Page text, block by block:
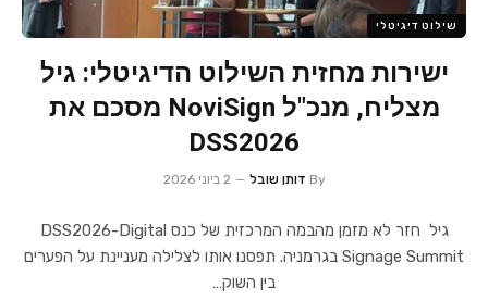
שילוט דיגיטלי
ישירות מחזית השילוט הדיגיטלי: גיל
מצליח, מנכ"ל NoviSign מסכם את
DSS2026
By דותן שובל 2 ביוני 2026
גיל חזר לא מזמן מהבמה המרכזית של כנס DSS2026-Digital
Signage Summit בגרמניה. תפסנו אותו לצלילה מעניינת על הפערים
בין השוק…